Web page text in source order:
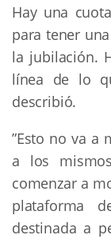
Hay una
para tener
la jubilación.
línea de lo
describió.
”Esto no va a
a los
comenzar a
plataforma
destinada a